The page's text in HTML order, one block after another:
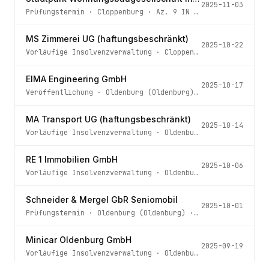
Prüfungstermin · Cloppenburg · Az. 9 IN 35/25
2025-11-03
MS Zimmerei UG (haftungsbeschränkt)
Vorläufige Insolvenzverwaltung · Cloppenburg
2025-10-22
EIMA Engineering GmbH
Veröffentlichung · Oldenburg (Oldenburg) · Az.
2025-10-17
MA Transport UG (haftungsbeschränkt)
Vorläufige Insolvenzverwaltung · Oldenburg (Oldenburg)
2025-10-14
RE 1 Immobilien GmbH
Vorläufige Insolvenzverwaltung · Oldenburg (Oldenburg)
2025-10-06
Schneider & Mergel GbR Seniomobil
Prüfungstermin · Oldenburg (Oldenburg) · Az.
2025-10-01
Minicar Oldenburg GmbH
Vorläufige Insolvenzverwaltung · Oldenburg (Oldenburg)
2025-09-19